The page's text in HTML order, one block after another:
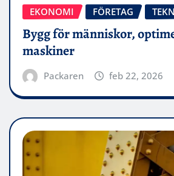
EKONOMI FÖRETAG
Bygg för människor,
maskiner
Packaren feb 22, 2026